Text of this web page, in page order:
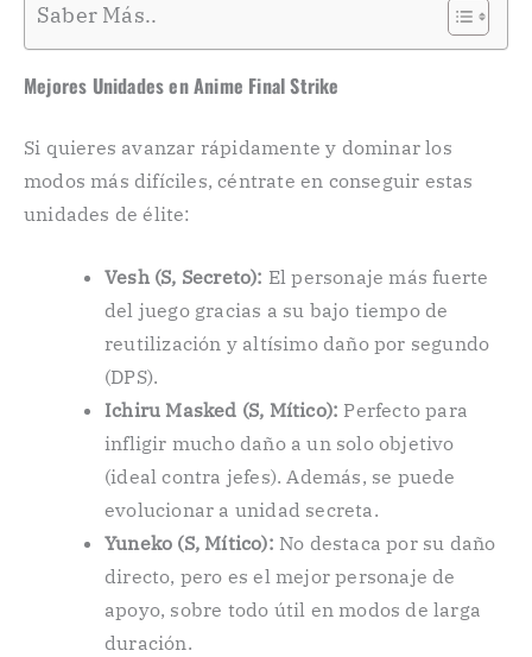
Saber Más..
Mejores Unidades en Anime Final Strike
Si quieres avanzar rápidamente y dominar los
modos más difíciles, céntrate en conseguir estas
unidades de élite:
Vesh (S, Secreto): El personaje más fuerte
del juego gracias a su bajo tiempo de
reutilización y altísimo daño por segundo
(DPS).
Ichiru Masked (S, Mítico): Perfecto para
infligir mucho daño a un solo objetivo
(ideal contra jefes). Además, se puede
evolucionar a unidad secreta.
Yuneko (S, Mítico): No destaca por su daño
directo, pero es el mejor personaje de
apoyo, sobre todo útil en modos de larga
duración.